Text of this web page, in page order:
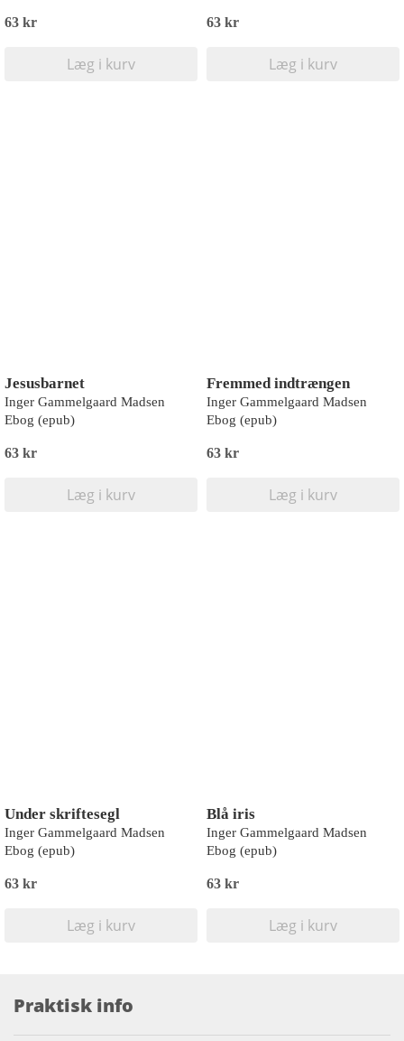
63 kr
Læg i kurv
63 kr
Læg i kurv
Jesusbarnet
Inger Gammelgaard Madsen
Ebog (epub)
63 kr
Læg i kurv
Fremmed indtrængen
Inger Gammelgaard Madsen
Ebog (epub)
63 kr
Læg i kurv
Under skriftesegl
Inger Gammelgaard Madsen
Ebog (epub)
63 kr
Læg i kurv
Blå iris
Inger Gammelgaard Madsen
Ebog (epub)
63 kr
Læg i kurv
Praktisk info